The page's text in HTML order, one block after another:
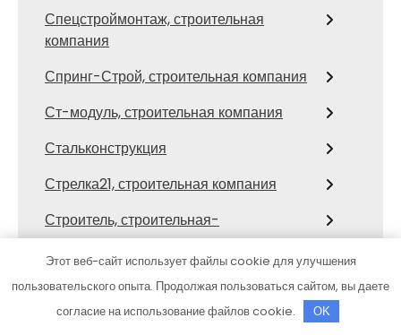
Спецстроймонтаж, строительная
компания
Спринг-Строй, строительная компания
Ст-модуль, строительная компания
Стальконструкция
Стрелка21, строительная компания
Строитель, строительная-
технологическая компания
Строительная компания Дока дом
Строительная компания, Строительная
Этот веб-сайт использует файлы cookie для улучшения
пользовательского опыта. Продолжая пользоваться сайтом, вы даете
согласие на использование файлов cookie.
OK